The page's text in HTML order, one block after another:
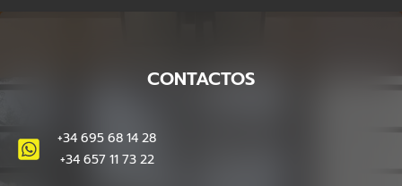
CONTACTOS
+34 695 68 14 28
+34 657 11 73 22